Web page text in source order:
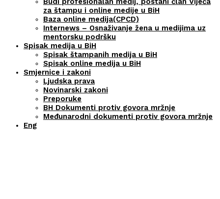
za štampu i online medije u BiH
Baza online medija(CPCD)
Internews – Osnaživanje žena u medijima uz
mentorsku podršku
Spisak medija u BiH
Spisak štampanih medija u BiH
Spisak online medija u BiH
Smjernice i zakoni
Ljudska prava
Novinarski zakoni
Preporuke
BH Dokumenti protiv govora mržnje
Međunarodni dokumenti protiv govora mržnje
Eng